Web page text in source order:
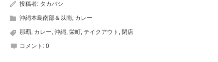
投稿者: タカバシ
沖縄本島南部＆以南, カレー
那覇, カレー, 沖縄, 栄町, テイクアウト , 閉店
コメント: 0